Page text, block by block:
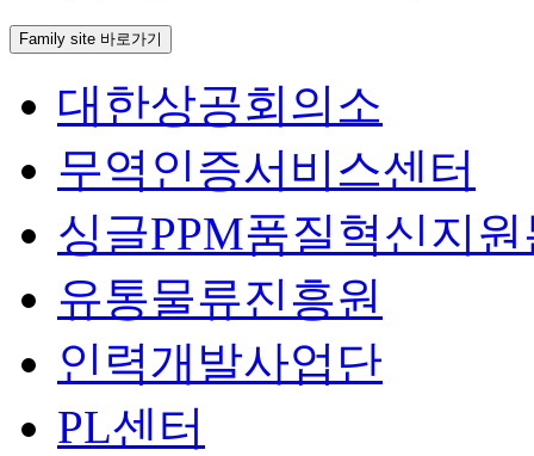
Family site 바로가기
대한상공회의소
무역인증서비스센터
싱글PPM품질혁신지
유통물류진흥원
인력개발사업단
PL센터